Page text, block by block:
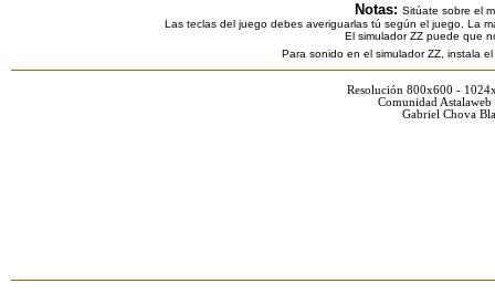
Notas: Sitúate sobre el
Las teclas del juego debes averiguarlas tú según el juego. La
El simulador ZZ puede que
Para sonido en el simulador ZZ, instala
Resolución 800x600 -
Comunidad
Gabriel Chova